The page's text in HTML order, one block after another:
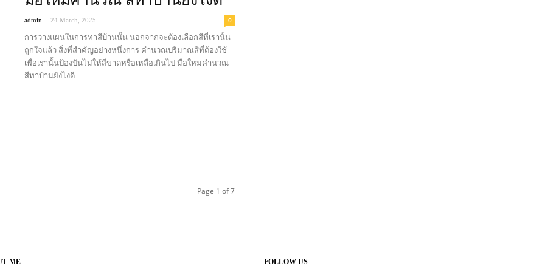
admin - 24 March, 2025 0
การวางแผนในการทาสีบ้านนั้น นอกจากจะต้องเลือกสีที่เรานั้น
ถูกใจแล้ว สิ่งที่สำคัญอย่างหนึ่งการ คำนวณปริมาณสีที่ต้องใช้
เพื่อเรานั้นป้องปันไม่ให้สีขาดหรือเหลือเกินไป มือใหม่คำนวณ
สีทาบ้านยังไงดี
Page 1 of 7
ME FOLLOW US